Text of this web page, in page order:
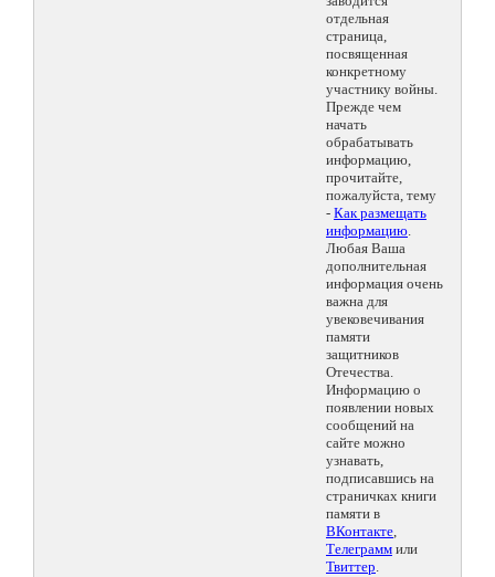
отдельная
страница,
посвященная
конкретному
участнику войны.
Прежде чем
начать
обрабатывать
информацию,
прочитайте,
пожалуйста, тему
- Как размещать
информацию.
Любая Ваша
дополнительная
информация очень
важна для
увековечивания
памяти
защитников
Отечества.
Информацию о
появлении новых
сообщений на
сайте можно
узнавать,
подписавшись на
страничках книги
памяти в
ВКонтакте,
Телеграмм или
Твиттер.